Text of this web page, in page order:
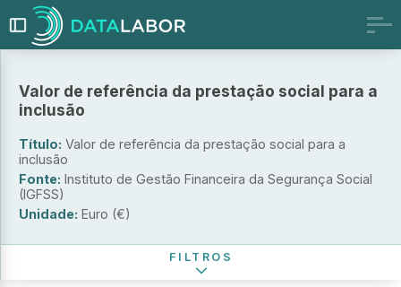
Valor de referência da prestação social para a
inclusão
Título: Valor de referência da prestação social para a
inclusão
Fonte: Instituto de Gestão Financeira da Segurança Social
(IGFSS)
Unidade: Euro (€)
Componente base da prestação social para a inclusão
Complemento da prestação social para a inclusão
FILTROS